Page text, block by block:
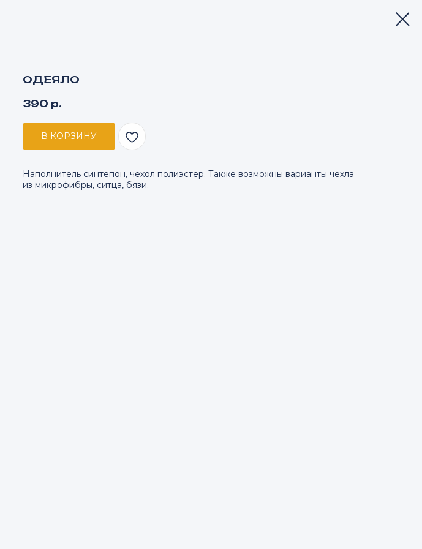
ОДЕЯЛО
390 р.
В КОРЗИНУ
Наполнитель синтепон, чехол полиэстер. Также возможны варианты чехла
из микрофибры, ситца, бязи.